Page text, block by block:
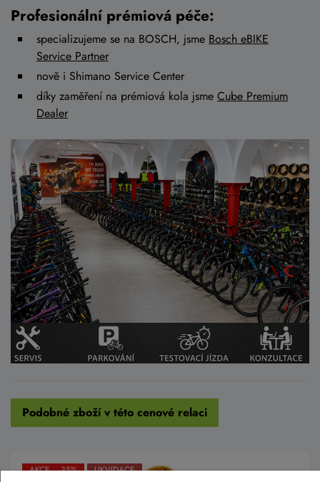
Profesionální prémiová péče:
specializujeme se na BOSCH, jsme Bosch eBIKE
Service Partner
nově i Shimano Service Center
díky zaměření na prémiová kola jsme Cube Premium
Dealer
Podobné zboží v této cenové relaci
AKCE -35% LIKVIDACE